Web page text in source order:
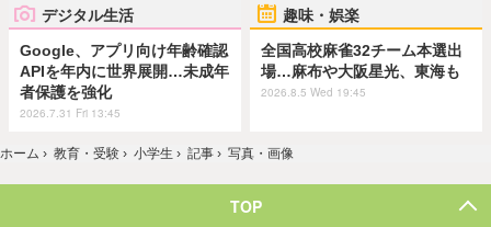
デジタル生活
Google、アプリ向け年齢確認
APIを年内に世界展開…未成年
者保護を強化
2026.7.31 Fri 13:45
趣味・娯楽
全国高校麻雀32チーム本選出
場…麻布や大阪星光、東海も
2026.8.5 Wed 19:45
ホーム › 教育・受験 › 小学生 › 記事 › 写真・画像
TOP